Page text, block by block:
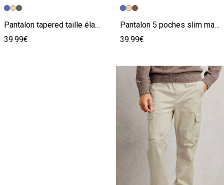
Image précédente
Image suivante
Pantalon tapered taille élastiquée
39.99€
Image précédente
Image suivante
Pantalon 5 poches slim matière bi-stretch
39.99€